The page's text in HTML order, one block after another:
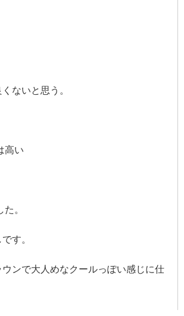
ないと思う。
高い
。
す。
ンで大人めなクールっぽい感じに仕